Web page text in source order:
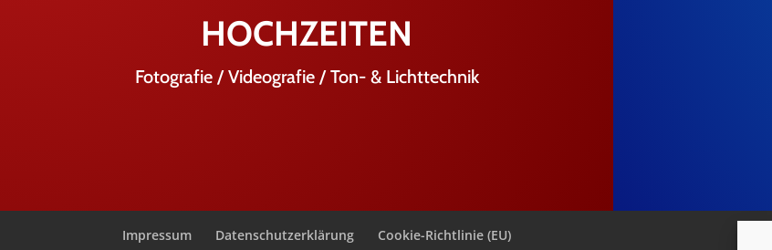
HOCHZEITEN
Fotografie / Videografie / Ton- & Lichttechnik
Impressum Datenschutzerklärung Cookie-Richtlinie (EU)